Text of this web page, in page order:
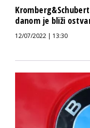
danom je bliži
12/07/2022 | 13:30